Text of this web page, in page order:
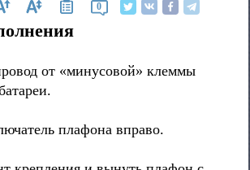
0
от «минусовой» клеммы
плафона вправо.